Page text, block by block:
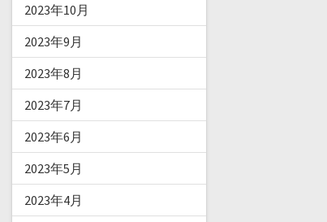
2023年10月
2023年9月
2023年8月
2023年7月
2023年6月
2023年5月
2023年4月